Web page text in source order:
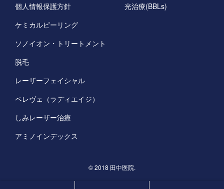
個人情報保護方針
光治療(BBLs)
ケミカルピーリング
ソノイオン・トリートメント
脱毛
レーザーフェイシャル
ペレヴェ（ラディエイジ）
しみレーザー治療
アミノインデックス
©️ 2018 田中医院.